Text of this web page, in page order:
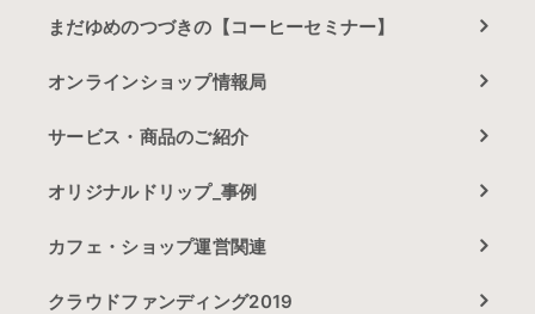
まだゆめのつづきの【コーヒーセミナー】
オンラインショップ情報局
サービス・商品のご紹介
オリジナルドリップ_事例
カフェ・ショップ運営関連
クラウドファンディング2019